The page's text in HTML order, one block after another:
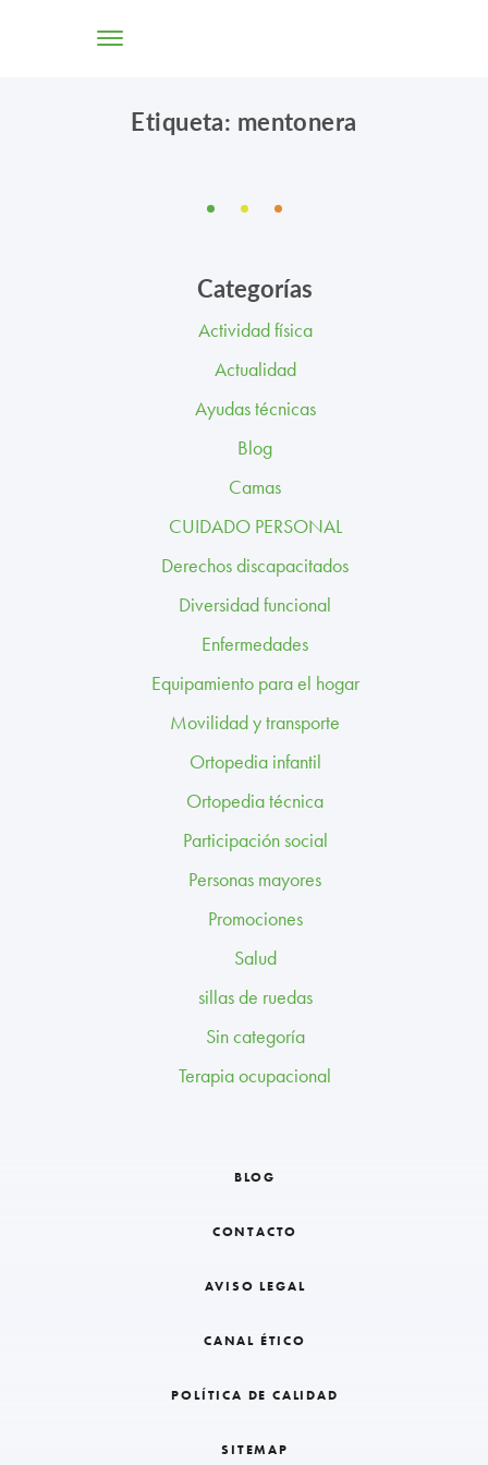
TIENDA ONLINE
CENTROS
PROFESIONALES
BLOG
CONTACTO
CANAL ÉTICO
Etiqueta: mentonera
Categorías
Actividad física
Actualidad
Ayudas técnicas
Blog
Camas
CUIDADO PERSONAL
Derechos discapacitados
Diversidad funcional
Enfermedades
Equipamiento para el hogar
Movilidad y transporte
Ortopedia infantil
Ortopedia técnica
Participación social
Personas mayores
Promociones
Salud
sillas de ruedas
Sin categoría
Terapia ocupacional
BLOG
CONTACTO
AVISO LEGAL
CANAL ÉTICO
POLÍTICA DE CALIDAD
SITEMAP